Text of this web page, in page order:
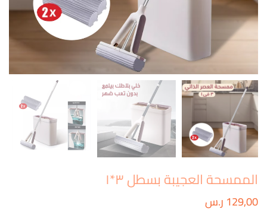
الممسحة العجيبة بسطل ٣*١
129,00 ر.س